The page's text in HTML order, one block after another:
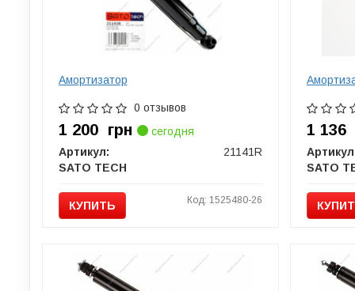
Амортизатор
0 отзывов
1 200 грн
сегодня
Артикул:
21141R
SATO TECH
КУПИТЬ Код: 1525480-26
1 136
SATO